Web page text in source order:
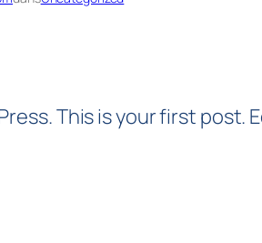
This is your first